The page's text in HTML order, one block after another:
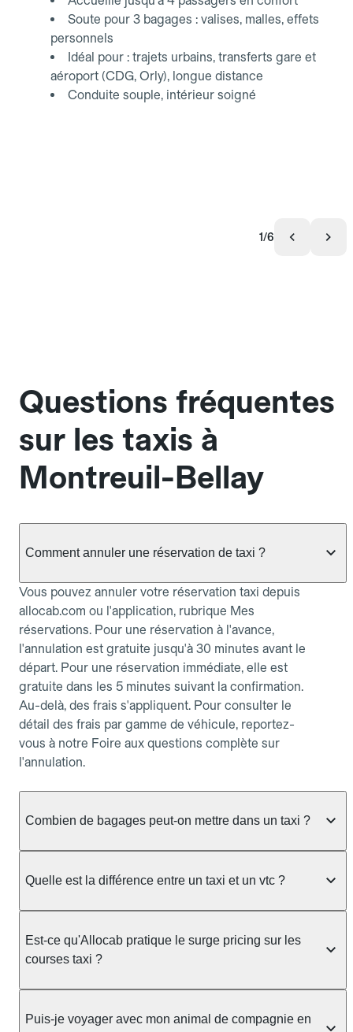
Soute pour 3 bagages : valises, malles, effets
personnels
Idéal pour : trajets urbains, transferts gare et
aéroport (CDG, Orly), longue distance
Conduite souple, intérieur soigné
1/6
Questions fréquentes
sur les taxis à
Montreuil-Bellay
Comment annuler une réservation de taxi ?
Vous pouvez annuler votre réservation taxi depuis
allocab.com ou l'application, rubrique Mes
réservations. Pour une réservation à l'avance,
l'annulation est gratuite jusqu'à 30 minutes avant le
départ. Pour une réservation immédiate, elle est
gratuite dans les 5 minutes suivant la confirmation.
Au-delà, des frais s'appliquent. Pour consulter le
détail des frais par gamme de véhicule, reportez-
vous à notre Foire aux questions complète sur
l'annulation.
Combien de bagages peut-on mettre dans un taxi ?
taxi berline accueille en général jusqu'à 3 bagages
ou nombreux, précisez-le dans le champ "Message
au chauffeur" lors de la réservation. Le prix n'est
pas impacté par le nombre de bagages.
Quelle est la différence entre un taxi et un vtc ?
prendre en charge directement dans la rue, à une
station ou sur réservation, avec un tarif au
réservation et propose un prix fixe annoncé à
l'avance. Chez Allocab, réservez facilement votre
Est-ce qu'Allocab pratique le surge pricing sur les
courses taxi ?
réglementation préfectorale et suit un barème
Puis-je voyager avec mon animal de compagnie en